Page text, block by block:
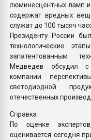
люминесцентных ламп
содержат вредных
служат до 100 тысяч
Президенту России
технологические
запатентованным
Медведев обсудил с
компании
светодиодной
отечественных
Справка
По оценке
оценивается сегодня